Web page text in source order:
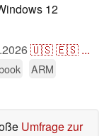
12
🇺🇸🇪🇸 ...
ARM
Umfrage zur